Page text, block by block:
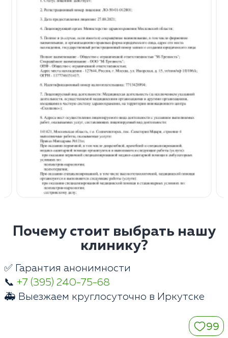
Почему стоит выбрать нашу
клинику?
✅ Гарантия анонимности
📞 +7 (395) 240-75-68
🚑 Выезжаем круглосуточно в Иркутске
99